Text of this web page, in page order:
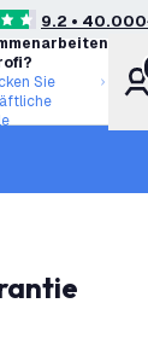
9.2 •
Sie